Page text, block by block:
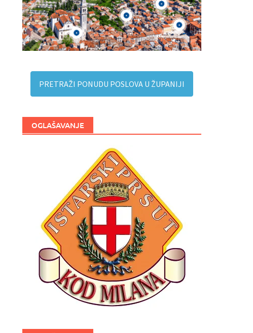
PRETRAŽI PONUDU POSLOVA U ŽUPANIJI
OGLAŠAVANJE